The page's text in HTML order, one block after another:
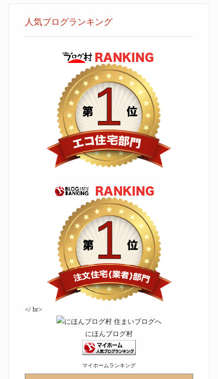
人気ブログランキング
</ br>
にほんブログ村
マイホームランキング